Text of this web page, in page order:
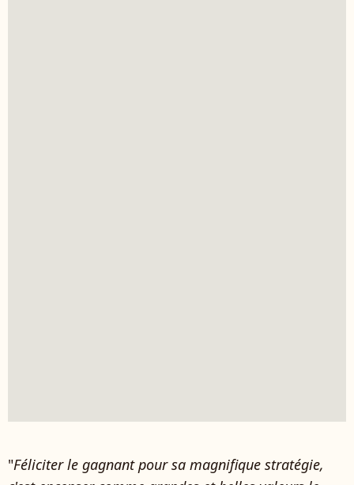
"Féliciter le gagnant pour sa magnifique stratégie,